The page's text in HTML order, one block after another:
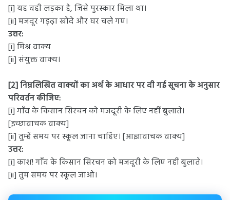
[i] यह वही लड़का है, जिसे पुरस्कार मिला था।
[ii] मजदूर गड़ढ़ा खोदे और घर चले गए।
उत्तर:
[i] मिश्र वाक्य
[ii] संयुक्त वाक्य।
[2] निम्नलिखित वाक्यों का अर्थ के आधार पर दी गई सूचना के अनुसार
परिवर्तन कीजिए:
[i] गाँव के किसान सिरचन को मजदूरी के लिए नहीं बुलाते।
[इच्छावाचक वाक्य]
[ii] तुम्हें समय पर स्कूल जाना चाहिए। [आज्ञावाचक वाक्य]
उत्तर:
[i] काश! गाँव के किसान सिरचन को मजदूरी के लिए नहीं बुलाते।
[ii] तुम समय पर स्कूल जाओ।